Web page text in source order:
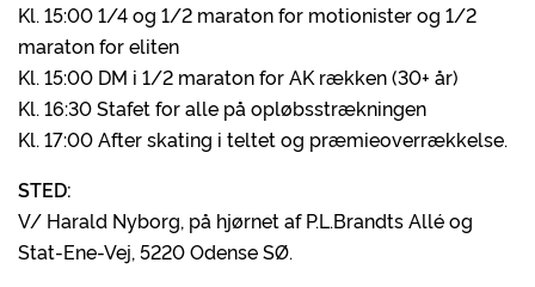
Kl. 15:00 1/4 og 1/2 maraton for motionister og 1/2
maraton for eliten
Kl. 15:00 DM i 1/2 maraton for AK rækken (30+ år)
Kl. 16:30 Stafet for alle på opløbsstrækningen
Kl. 17:00 After skating i teltet og præmieoverrækkelse.
STED:
V/ Harald Nyborg, på hjørnet af P.L.Brandts Allé og
Stat-Ene-Vej, 5220 Odense SØ.